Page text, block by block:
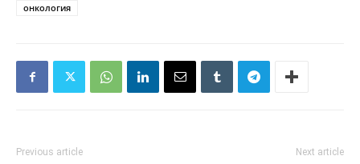
онкология
Previous article Next article